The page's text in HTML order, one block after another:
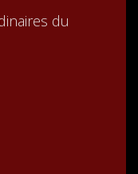
du